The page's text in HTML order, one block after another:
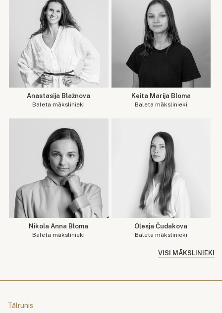
Anastasija Blažnova
Baleta mākslinieki
Keita Marija Bloma
Baleta mākslinieki
Nikola Anna Bloma
Baleta mākslinieki
Oļesja Čudakova
Baleta mākslinieki
VISI MĀKSLINIEKI
Tālrunis